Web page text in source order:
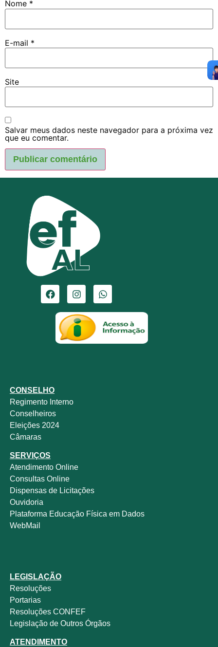
Nome *
E-mail *
Site
Salvar meus dados neste navegador para a próxima vez
que eu comentar.
CONSELHO
Regimento Interno
Conselheiros
Eleições 2024
Câmaras
SERVIÇOS
Atendimento Online
Consultas Online
Dispensas de Licitações
Ouvidoria
Plataforma Educação Física em Dados
WebMail
LEGISLAÇÃO
Resoluções
Portarias
Resoluções CONFEF
Legislação de Outros Órgãos
ATENDIMENTO